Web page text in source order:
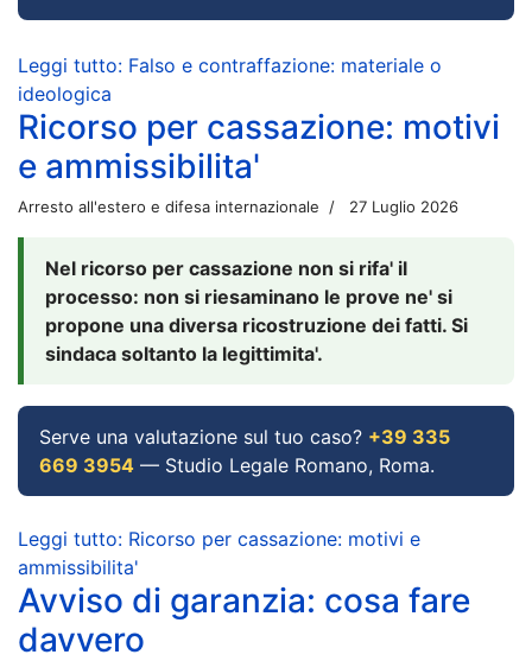
Leggi tutto: Falso e contraffazione: materiale o
ideologica
Ricorso per cassazione: motivi
e ammissibilita'
Arresto all'estero e difesa internazionale 27 Luglio 2026
Nel ricorso per cassazione non si rifa' il
processo: non si riesaminano le prove ne' si
propone una diversa ricostruzione dei fatti. Si
sindaca soltanto la legittimita'.
Serve una valutazione sul tuo caso? +39 335
669 3954 — Studio Legale Romano, Roma.
Leggi tutto: Ricorso per cassazione: motivi e
ammissibilita'
Avviso di garanzia: cosa fare
davvero